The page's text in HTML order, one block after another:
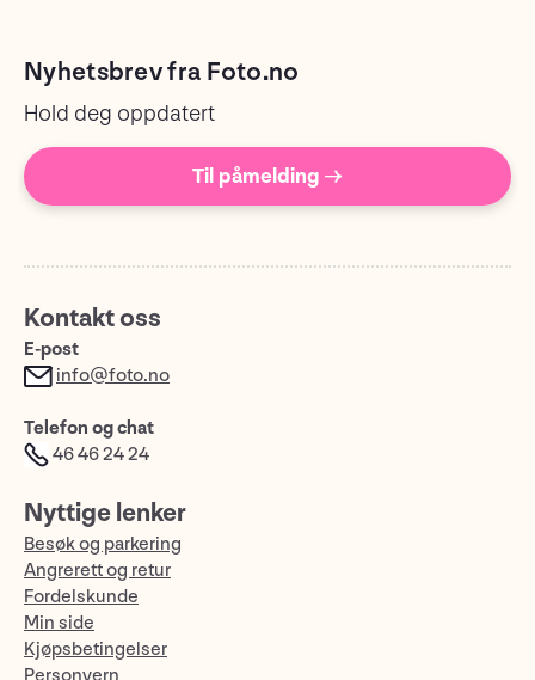
Nyhetsbrev fra Foto.no
Hold deg oppdatert
Til påmelding →
Kontakt oss
E-post
info@foto.no
Telefon og chat
46 46 24 24
Nyttige lenker
Besøk og parkering
Angrerett og retur
Fordelskunde
Min side
Kjøpsbetingelser
Personvern